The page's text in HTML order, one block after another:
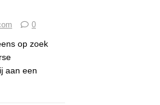
0
op zoek
aan een